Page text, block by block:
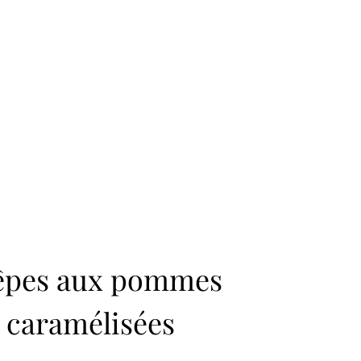
aux pommes
caramélisées